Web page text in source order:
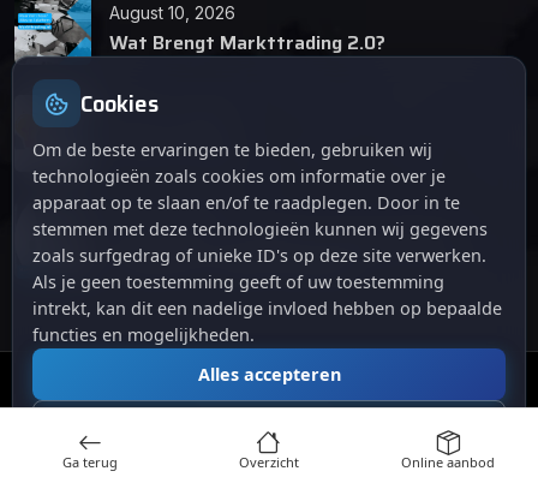
August 10, 2026
Wat Brengt Markttrading 2.0?
Tips en Tricks
April 12, 2026
De opkomst van Markttrading 2.0: Een
revolutie in online handelen.
Markttrading. Alle rechten voorbehouden.
Cookies
Om de beste ervaringen te bieden, gebruiken wij
technologieën zoals cookies om informatie over je
apparaat op te slaan en/of te raadplegen. Door in te
stemmen met deze technologieën kunnen wij gegevens
zoals surfgedrag of unieke ID's op deze site verwerken.
Als je geen toestemming geeft of uw toestemming
intrekt, kan dit een nadelige invloed hebben op bepaalde
functies en mogelijkheden.
Alles accepteren
Alles afwijzen
Ga terug Overzicht Online aanbod